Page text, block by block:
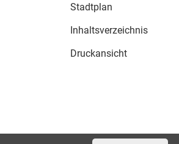
Stadtplan
Inhaltsverzeichnis
Druckansicht